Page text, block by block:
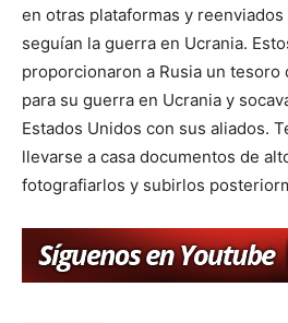
en otras plataformas y
seguían la guerra en Ucrania.
proporcionaron a Rusia un
para su guerra en Ucrania y
Estados Unidos con sus aliados.
llevarse a casa documentos de
fotografiarlos y subirlos